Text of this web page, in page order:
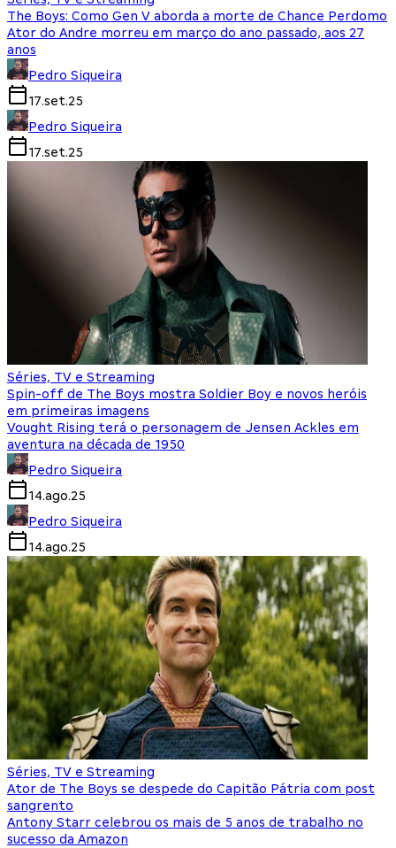
The Boys: Como Gen V aborda a morte de Chance Perdomo
Ator do Andre morreu em março do ano passado, aos 27
anos
Pedro Siqueira
17.set.25
Pedro Siqueira
17.set.25
Séries, TV e Streaming
Spin-off de The Boys mostra Soldier Boy e novos heróis
em primeiras imagens
Vought Rising terá o personagem de Jensen Ackles em
aventura na década de 1950
Pedro Siqueira
14.ago.25
Pedro Siqueira
14.ago.25
Séries, TV e Streaming
Ator de The Boys se despede do Capitão Pátria com post
sangrento
Antony Starr celebrou os mais de 5 anos de trabalho no
sucesso da Amazon